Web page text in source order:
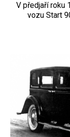
V předjaří roku
vozu Start